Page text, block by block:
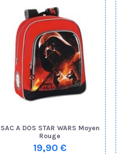
SAC A DOS STAR WARS Moyen
Rouge
19,90 €